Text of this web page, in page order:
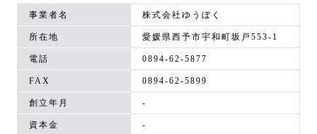
事業者名 株式会社ゆうぼく
所在地 愛媛県西予市宇和町坂戸553-1
電話 0894-62-5877
FAX 0894-62-5899
創立年月 -
資本金 -